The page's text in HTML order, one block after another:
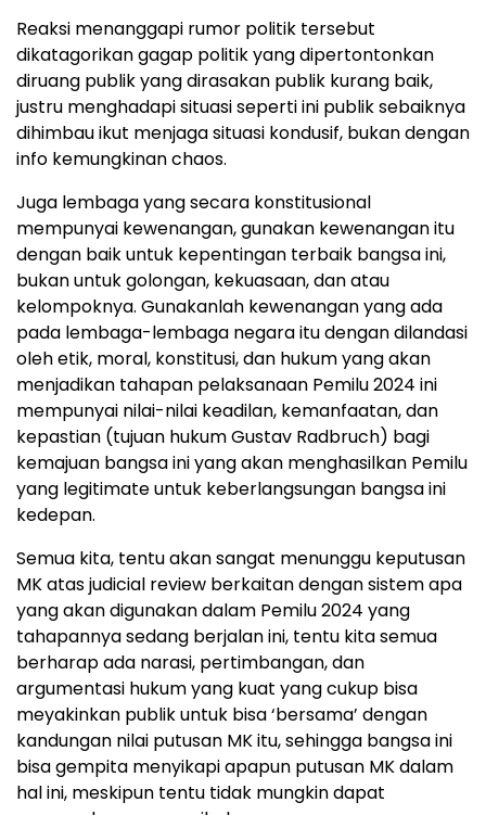
Reaksi menanggapi rumor politik tersebut
dikatagorikan gagap politik yang dipertontonkan
diruang publik yang dirasakan publik kurang baik,
justru menghadapi situasi seperti ini publik sebaiknya
dihimbau ikut menjaga situasi kondusif, bukan dengan
info kemungkinan chaos.
Juga lembaga yang secara konstitusional
mempunyai kewenangan, gunakan kewenangan itu
dengan baik untuk kepentingan terbaik bangsa ini,
bukan untuk golongan, kekuasaan, dan atau
kelompoknya. Gunakanlah kewenangan yang ada
pada lembaga-lembaga negara itu dengan dilandasi
oleh etik, moral, konstitusi, dan hukum yang akan
menjadikan tahapan pelaksanaan Pemilu 2024 ini
mempunyai nilai-nilai keadilan, kemanfaatan, dan
kepastian (tujuan hukum Gustav Radbruch) bagi
kemajuan bangsa ini yang akan menghasilkan Pemilu
yang legitimate untuk keberlangsungan bangsa ini
kedepan.
Semua kita, tentu akan sangat menunggu keputusan
MK atas judicial review berkaitan dengan sistem apa
yang akan digunakan dalam Pemilu 2024 yang
tahapannya sedang berjalan ini, tentu kita semua
berharap ada narasi, pertimbangan, dan
argumentasi hukum yang kuat yang cukup bisa
meyakinkan publik untuk bisa ‘bersama’ dengan
kandungan nilai putusan MK itu, sehingga bangsa ini
bisa gempita menyikapi apapun putusan MK dalam
hal ini, meskipun tentu tidak mungkin dapat